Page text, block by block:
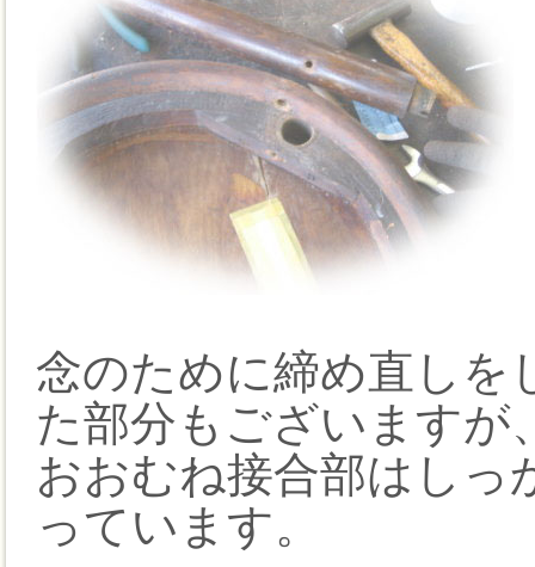
念のために締め直しを
た部分もございますが
おおむね接合部はしっ
っています。